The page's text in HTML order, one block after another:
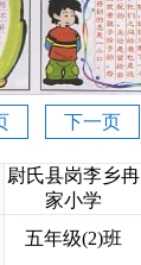
下一页
尉氏县岗李乡冉
家小学
五年级(2)班